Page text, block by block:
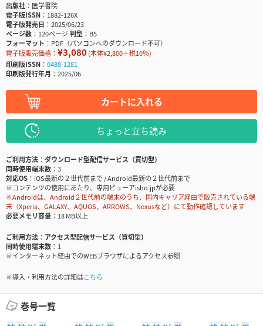
出版社
医学書院
電子版ISSN
1882-126X
電子版発売日
2025/06/23
ページ数
120ページ判型
B5
フォーマット
PDF（パソコンへのダウンロード不可）
電子版販売価格： ¥3,080(本体¥2,800＋税10％)
印刷版ISSN
0488-1281
印刷版発行年月
2025/06
カートに入れる
ちょっと立ち読み
ご利用方法
ダウンロード型配信サービス（買切型）
同時使用端末数
3
対応OS
iOS最新の２世代前まで / Android最新の２世代前まで
※コンテンツの使用にあたり、専用ビューアisho.jpが必要
※Androidは、Android２世代前の端末のうち、国内キャリア経由で販売されている端
末（Xperia、GALAXY、AQUOS、ARROWS、Nexusなど）にて動作確認しています
必要メモリ容量
18 MB以上
ご利用方法
アクセス型配信サービス（買切型）
同時使用端末数
1
※インターネット経由でのWEBブラウザによるアクセス参照
※導入・利用方法の詳細はこちら
巻号一覧